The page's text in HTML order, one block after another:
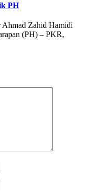
PH
Zahid Hamidi
(PH) – PKR,